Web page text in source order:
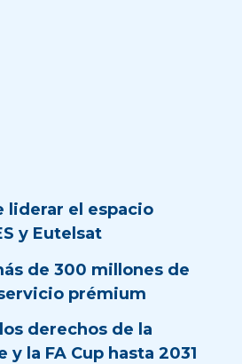
liderar el espacio
y Eutelsat
de 300 millones de
prémium
derechos de la
y la FA Cup hasta 2031